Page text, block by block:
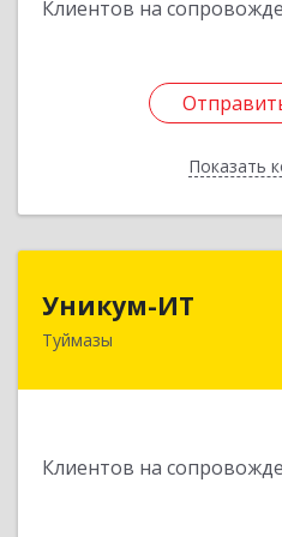
Клиентов на
Показать
Уникум-ИТ
Туймазы
Клиентов на
452757, Башкортостан